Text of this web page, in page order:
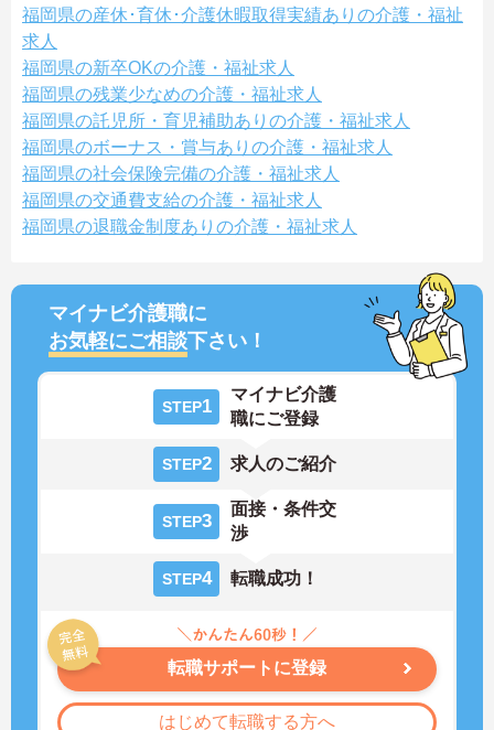
福岡県の産休･育休･介護休暇取得実績ありの介護・福祉
求人
福岡県の新卒OKの介護・福祉求人
福岡県の残業少なめの介護・福祉求人
福岡県の託児所・育児補助ありの介護・福祉求人
福岡県のボーナス・賞与ありの介護・福祉求人
福岡県の社会保険完備の介護・福祉求人
福岡県の交通費支給の介護・福祉求人
福岡県の退職金制度ありの介護・福祉求人
マイナビ介護職に
お気軽にご相談下さい！
STEP1
マイナビ介護
職にご登録
STEP2 求人のご紹介
STEP3
面接・条件交
渉
STEP4 転職成功！
転職サポートに登録
はじめて転職する方へ